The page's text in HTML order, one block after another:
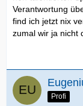
Verantwortung
find ich jetzt nix
zumal wir ja nicht
Profi